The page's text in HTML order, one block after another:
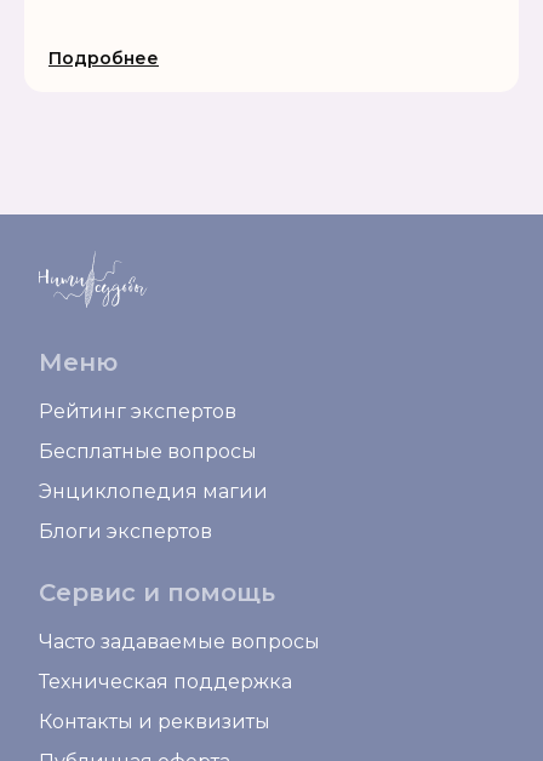
Подробнее
Меню
Рейтинг экспертов
Бесплатные вопросы
Энциклопедия магии
Блоги экспертов
Сервис и помощь
Часто задаваемые вопросы
Техническая поддержка
Контакты и реквизиты